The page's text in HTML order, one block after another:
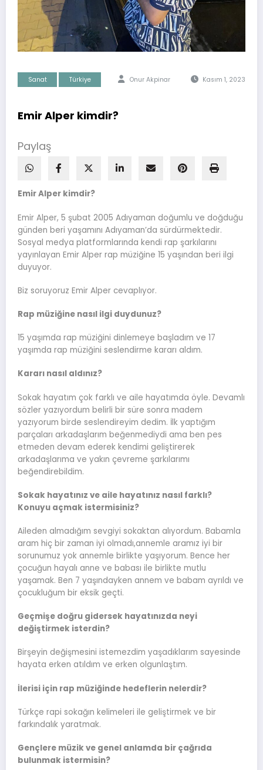
Sanat Türkiye Onur Akpinar Kasım 1, 2023
Emir Alper kimdir?
Paylaş
Emir Alper kimdir?
Emir Alper, 5 şubat 2005 Adıyaman doğumlu ve doğduğu
günden beri yaşamını Adıyaman’da sürdürmektedir.
Sosyal medya platformlarında kendi rap şarkılarını
yayınlayan Emir Alper rap müziğine 15 yaşından beri ilgi
duyuyor.
Biz soruyoruz Emir Alper cevaplıyor.
Rap müziğine nasıl ilgi duydunuz?
15 yaşımda rap müziğini dinlemeye başladım ve 17
yaşımda rap müziğini seslendirme kararı aldım.
Kararı nasıl aldınız?
Sokak hayatım çok farklı ve aile hayatımda öyle. Devamlı
sözler yazıyordum belirli bir süre sonra madem
yazıyorum birde seslendireyim dedim. İlk yaptığım
parçaları arkadaşlarım beğenmediydi ama ben pes
etmeden devam ederek kendimi geliştirerek
arkadaşlarıma ve yakın çevreme şarkılarımı
beğendirebildim.
Sokak hayatınız ve aile hayatınız nasıl farklı?
Konuyu açmak istermisiniz?
Aileden almadığım sevgiyi sokaktan alıyordum. Babamla
aram hiç bir zaman iyi olmadı,annemle aramız iyi bir
sorunumuz yok annemle birlikte yaşıyorum. Bence her
çocuğun hayalı anne ve babası ile birlikte mutlu
yaşamak. Ben 7 yaşındayken annem ve babam ayrıldı ve
çocukluğum bir eksik geçti.
Geçmişe doğru gidersek hayatınızda neyi
değiştirmek isterdin?
Birşeyin değişmesini istemezdim yaşadıklarım sayesinde
hayata erken atıldım ve erken olgunlaştım.
İlerisi için rap müziğinde hedeflerin nelerdir?
Türkçe rapi sokağın kelimeleri ile geliştirmek ve bir
farkındalık yaratmak.
Gençlere müzik ve genel anlamda bir çağrıda
bulunmak istermisin?